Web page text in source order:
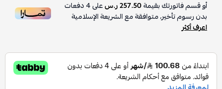
أو قسم فاتورتك بقيمة257.50 ر.س على4دفعات
بدون رسوم تأخير، متوافقة مع الشريعة الإسلامية
اعرف أكثر